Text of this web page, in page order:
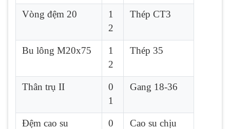
Vòng đệm 20
1
2
Thép CT3
Bu lông M20x75
1
2
Thép 35
Thân trụ II
0
1
Gang 18-36
Đệm cao su
0
Cao su chịu